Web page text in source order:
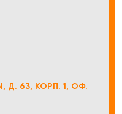
Д. 63, КОРП. 1, ОФ.